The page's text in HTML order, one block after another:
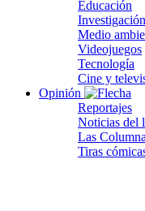
Educación
Investigación
Medio
Videojuegos
Tecnología
Cine y
Opinión
Reportajes
Noticias del
Las
Tiras